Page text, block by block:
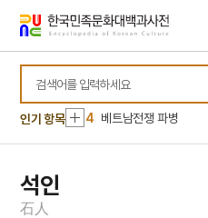
바로가기
바로가기
인기 항목
1 5·16
2 묘법연화경
3
버드나무
4 베트남전쟁 파병
석인
石人